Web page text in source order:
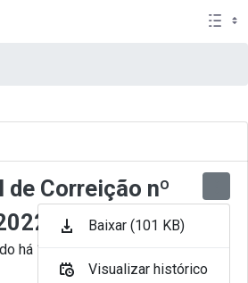
de Correição nº
há 11 Meses por Artur
Baixar (101 KB)
Visualizar histórico